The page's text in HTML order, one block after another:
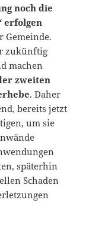
noch die
erfolgen
Gemeinde.
zukünftig
machen
zweiten
. Daher
bereits jetzt
um sie
späterhin
Schaden